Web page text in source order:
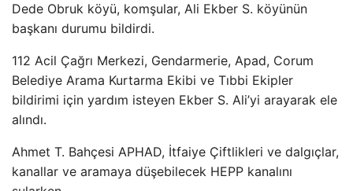
Dede Obruk köyü, komşular, Ali Ekber S. köyünün
başkanı durumu bildirdi.
112 Acil Çağrı Merkezi, Gendarmerie, Apad, Corum
Belediye Arama Kurtarma Ekibi ve Tıbbi Ekipler
bildirimi için yardım isteyen Ekber S. Ali’yi arayarak ele
alındı.
Ahmet T. Bahçesi APHAD, İtfaiye Çiftlikleri ve dalgıçlar,
kanallar ve aramaya düşebilecek HEPP kanalını